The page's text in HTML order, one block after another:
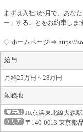
まずは入社3か月で、あな
ー」することをお約束しま
◇ ホームページ ⇒ https://
給与
月給25万円～28万円
勤務地
JR京浜東北線大森駅
〒140-0013 東京都